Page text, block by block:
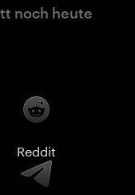
noch heute
Reddit